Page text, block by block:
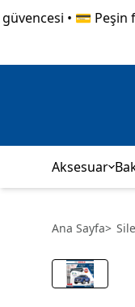
• 💳 Peşin
Aksesuar
Ana Sayfa>